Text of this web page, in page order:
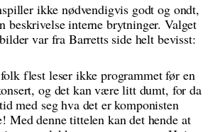
ikke nødvendigvis godt og ondt,
beskrivelse interne brytninger. Valget
var fra Barretts side helt bevisst:
flest leser ikke programmet før en
og det kan være litt dumt, for da
med seg hva det er komponisten
Med denne tittelen kan det hende at